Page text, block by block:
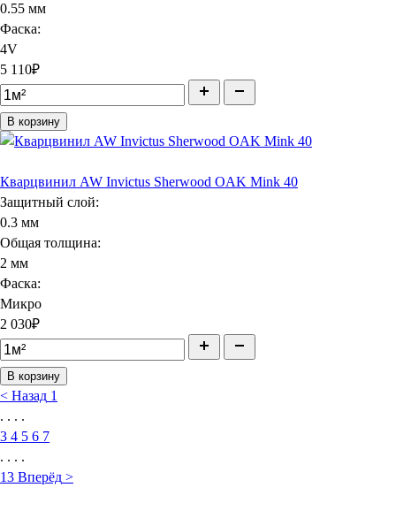
0.55 мм
Фаска:
4V
5 110₽
В корзину
Кварцвинил AW Invictus Sherwood OAK Mink 40
Защитный слой:
0.3 мм
Общая толщина:
2 мм
Фаска:
Микро
2 030₽
В корзину
< Назад 1
. . . .
3 4 5 6 7
. . . .
13 Вперёд >